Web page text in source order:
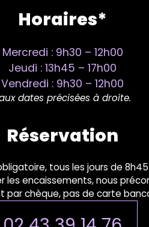
Horaires*
Mercredi : 9h30 – 12h00
Jeudi : 13h45 – 17h00
Vendredi : 9h30 – 12h00
dates précisées à droite.
Réservation
tous les jours de 8h45
les encaissements, nous
par chèque, pas de carte